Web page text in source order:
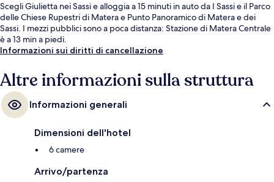
Scegli Giulietta nei Sassi e alloggia a 15 minuti in auto da I Sassi e il Parco
delle Chiese Rupestri di Matera e Punto Panoramico di Matera e dei
Sassi. I mezzi pubblici sono a poca distanza: Stazione di Matera Centrale
è a 13 min a piedi.
Informazioni sui diritti di cancellazione
Altre informazioni sulla struttura
Informazioni generali
Dimensioni dell'hotel
6 camere
Arrivo/partenza